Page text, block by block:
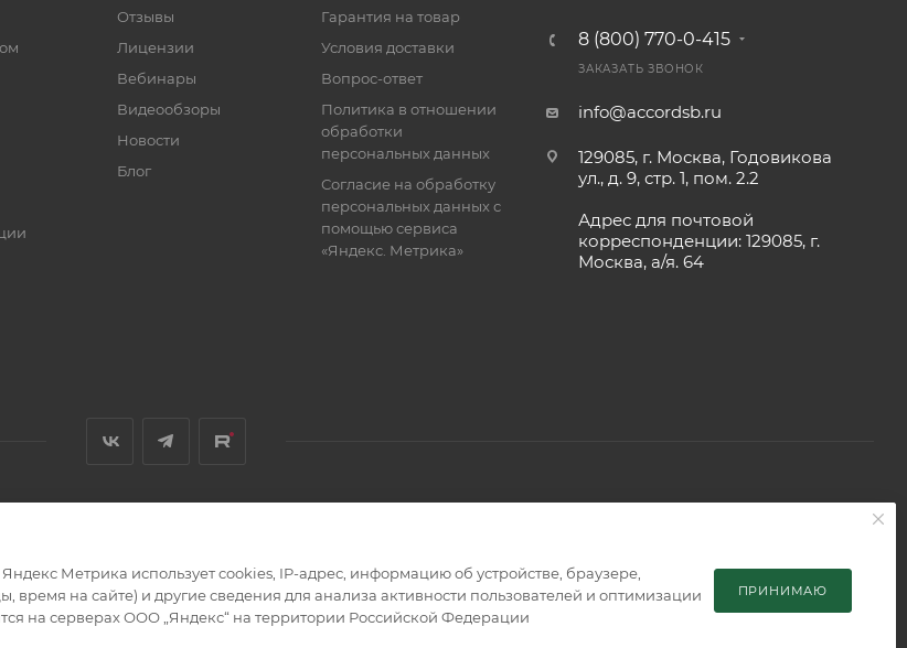
Отзывы
Лицензии
Вебинары
Видеообзоры
Новости
Блог
Гарантия на товар
Условия доставки
Вопрос-ответ
Политика в отношении
обработки
персональных данных
Согласие на обработку
персональных данных с
помощью сервиса
«Яндекс. Метрика»
8 (800) 770-0-415
ЗАКАЗАТЬ ЗВОНОК
info@accordsb.ru
129085, г. Москва, Годовикова
ул., д. 9, стр. 1, пом. 2.2
Адрес для почтовой
корреспонденции: 129085, г.
Москва, а/я. 64
на сайте, носит информационный характер и не является публичной офертой, определяемой положениями
. Яндекс Метрика использует cookies, IP-адрес, информацию об устройстве, браузере,
на сайте) и другие сведения для анализа активности пользователей и оптимизации
на серверах ООО „Яндекс“ на территории Российской Федерации
ПРИНИМАЮ